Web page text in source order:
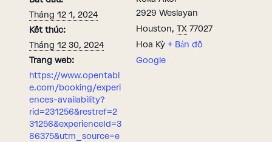
Tháng 12 1, 2024
Kết thúc:
Tháng 12 30, 2024
Trang web:
https://www.opentabl
e.com/booking/experi
ences-availability?
rid=231256&restref=2
31256&experienceId=3
86375&utm_source=e
2929 Weslayan
Houston, TX 77027
Hoa Kỳ + Bản đồ
Google